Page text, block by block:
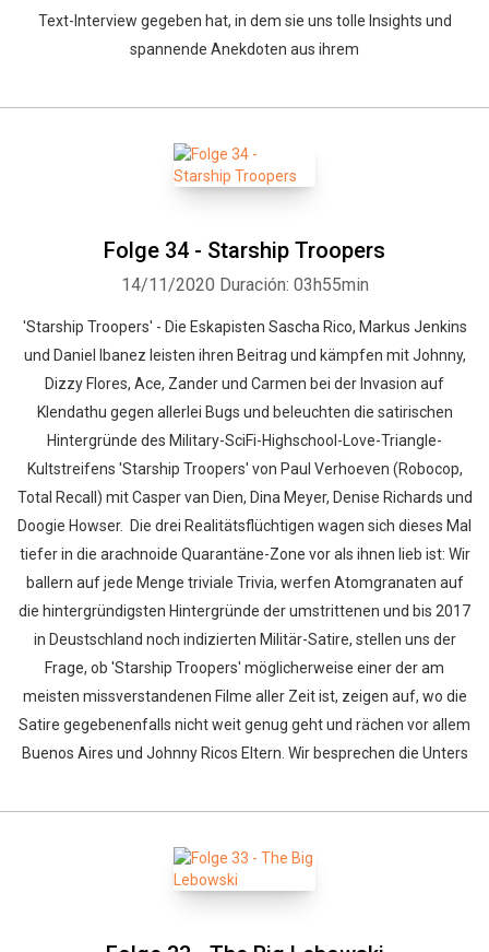
Text-Interview gegeben hat, in dem sie uns tolle Insights und
spannende Anekdoten aus ihrem
Folge 34 - Starship Troopers
14/11/2020 Duración: 03h55min
'Starship Troopers' - Die Eskapisten Sascha Rico, Markus Jenkins
und Daniel Ibanez leisten ihren Beitrag und kämpfen mit Johnny,
Dizzy Flores, Ace, Zander und Carmen bei der Invasion auf
Klendathu gegen allerlei Bugs und beleuchten die satirischen
Hintergründe des Military-SciFi-Highschool-Love-Triangle-
Kultstreifens 'Starship Troopers' von Paul Verhoeven (Robocop,
Total Recall) mit Casper van Dien, Dina Meyer, Denise Richards und
Doogie Howser. Die drei Realitätsflüchtigen wagen sich dieses Mal
tiefer in die arachnoide Quarantäne-Zone vor als ihnen lieb ist: Wir
ballern auf jede Menge triviale Trivia, werfen Atomgranaten auf
die hintergründigsten Hintergründe der umstrittenen und bis 2017
in Deustschland noch indizierten Militär-Satire, stellen uns der
Frage, ob 'Starship Troopers' möglicherweise einer der am
meisten missverstandenen Filme aller Zeit ist, zeigen auf, wo die
Satire gegebenenfalls nicht weit genug geht und rächen vor allem
Buenos Aires und Johnny Ricos Eltern. Wir besprechen die Unters